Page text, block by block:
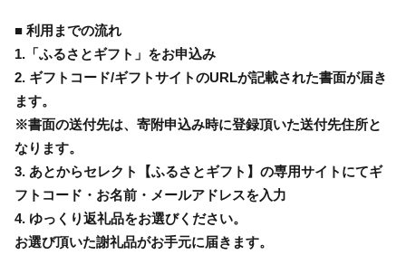
■ 利用までの流れ
1.「ふるさとギフト」をお申込み
2. ギフトコード/ギフトサイトのURLが記載された書面が届き
ます。
※書面の送付先は、寄附申込み時に登録頂いた送付先住所と
なります。
3. あとからセレクト【ふるさとギフト】の専用サイトにてギ
フトコード・お名前・メールアドレスを入力
4. ゆっくり返礼品をお選びください。
お選び頂いた謝礼品がお手元に届きます。